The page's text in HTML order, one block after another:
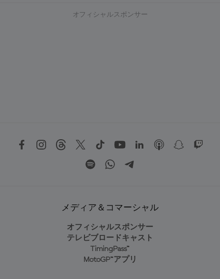
オフィシャルスポンサー
メディア＆コマーシャル
オフィシャルスポンサー
テレビブロードキャスト
TimingPass™
MotoGP™アプリ